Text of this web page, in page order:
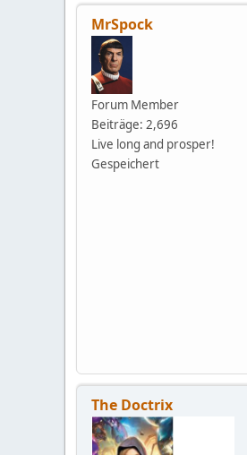
MrSpock
Forum Member
Beiträge: 2,696
Live long and prosper!
Gespeichert
The Doctrix